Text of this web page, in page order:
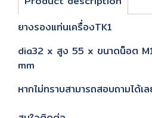
ยางรองแท่นเครื่องTK1
dia32 x สูง 55 x ขนาดน็อต
mm
หากไม่ทราบสามารถสอบถามได้เ